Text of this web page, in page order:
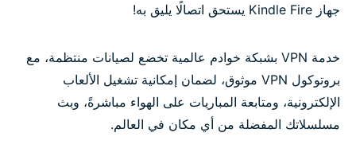
جهاز Kindle Fire يستحق اتصالًا يليق به!
خدمة VPN بشبكة خوادم عالمية تخضع لصيانات منتظمة، مع
بروتوكول VPN موثوق، لضمان إمكانية تشغيل الألعاب
الإلكترونية، ومتابعة المباريات على الهواء مباشرةً، وبث
مسلسلاتك المفضلة من أي مكان في العالم.